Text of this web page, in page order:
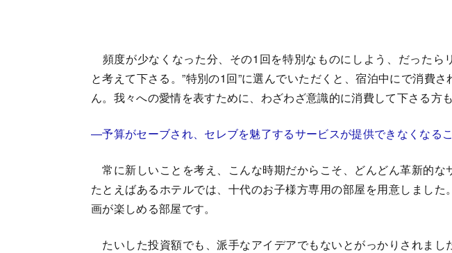
頻度が少なくなった分、その1回を特別なものにしよう、だったら
と考えて下さる。”特別の1回”に選んでいただくと、宿泊中にで消費
ん。我々への愛情を表すために、わざわざ意識的に消費して下さる方
―予算がセーブされ、セレブを魅了するサービスが提供できなくなるこ
常に新しいことを考え、こんな時期だからこそ、どんどん革新的な
たとえばあるホテルでは、十代のお子様方専用の部屋を用意しまし
画が楽しめる部屋です。
たいした投資額でも、派手なアイデアでもないとがっかりされまし